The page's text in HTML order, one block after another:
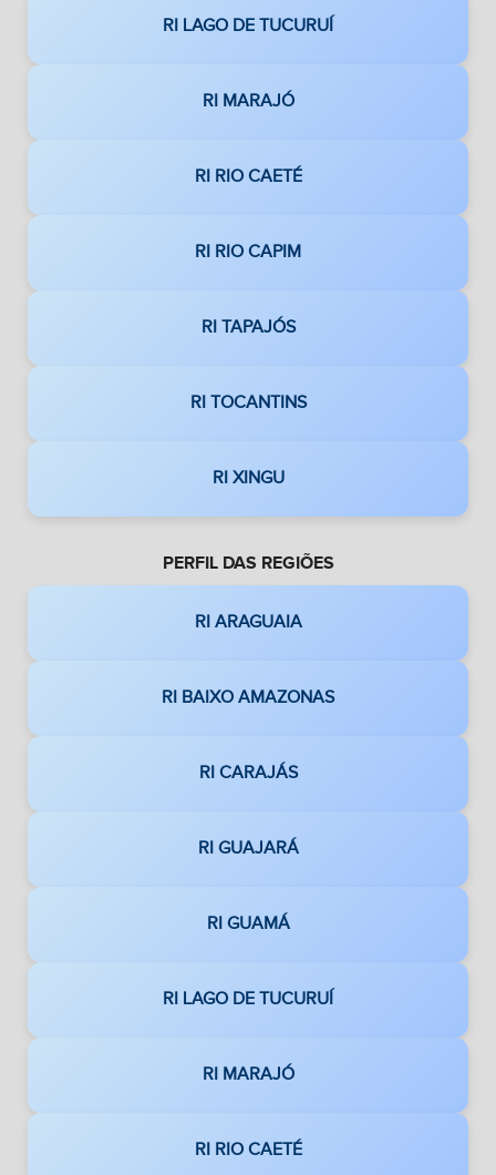
RI LAGO DE TUCURUÍ
RI MARAJÓ
RI RIO CAETÉ
RI RIO CAPIM
RI TAPAJÓS
RI TOCANTINS
RI XINGU
PERFIL DAS REGIÕES
RI ARAGUAIA
RI BAIXO AMAZONAS
RI CARAJÁS
RI GUAJARÁ
RI GUAMÁ
RI LAGO DE TUCURUÍ
RI MARAJÓ
RI RIO CAETÉ